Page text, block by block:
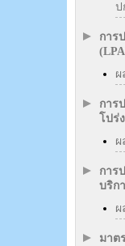
ป
การ
ผ
การ
โปร่
ผ
การ
บริก
ผ
มาต